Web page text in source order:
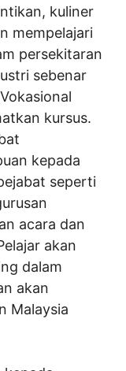
kuliner
mempelajari
persekitaran
sebenar
kursus.
kepada
seperti
acara dan
akan
dalam
akan
Malaysia